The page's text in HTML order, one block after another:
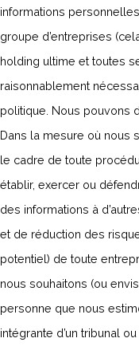
informations
groupe d’entreprises
holding ultime et toutes
raisonnablement
politique. Nous pouvons
Dans la mesure où nous
le cadre de toute
établir, exercer ou
des informations à
et de réduction des
potentiel) de toute
nous souhaitons (ou
personne que nous
intégrante d’un tribunal